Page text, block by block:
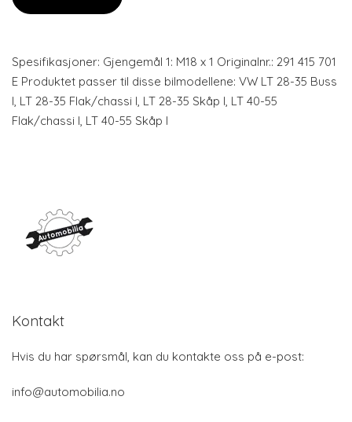
Spesifikasjoner: Gjengemål 1: M18 x 1 Originalnr.: 291 415 701
E Produktet passer til disse bilmodellene: VW LT 28-35 Buss
I, LT 28-35 Flak/chassi I, LT 28-35 Skåp I, LT 40-55
Flak/chassi I, LT 40-55 Skåp I
Kontakt
Hvis du har spørsmål, kan du kontakte oss på e-post:
info@automobilia.no